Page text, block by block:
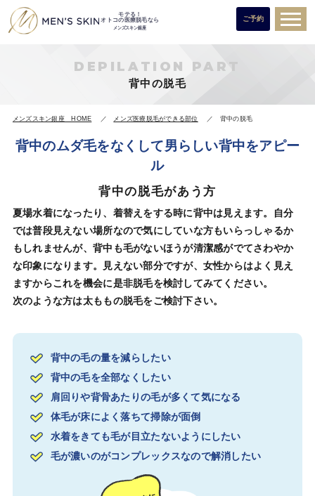
モテる！
オトコの医療脱毛なら
メンズスキン銀座
ご予約
DEPILATION PART
背中の脱毛
メンズスキン銀座 HOME メンズ医療脱毛ができる部位 背中の脱毛
背中のムダ毛をなくして男らしい背中をアピー
ル
背中の脱毛があう方
夏場水着になったり、着替えをする時に背中は見えます。自分
では普段見えない場所なので気にしていな方もいらっしゃるか
もしれませんが、背中も毛がないほうが清潔感がでてさわやか
な印象になります。見えない部分ですが、女性からはよく見え
ますからこれを機会に是非脱毛を検討してみてください。
次のような方は太ももの脱毛をご検討下さい。
背中の毛の量を減らしたい
背中の毛を全部なくしたい
肩回りや背骨あたりの毛が多くて気になる
体毛が床によく落ちて掃除が面倒
水着をきても毛が目立たないようにしたい
毛が濃いのがコンプレックスなので解消したい